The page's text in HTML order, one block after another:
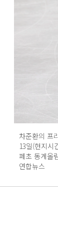
차준환의 프
13일(현지시
페초 동계올
연합뉴스